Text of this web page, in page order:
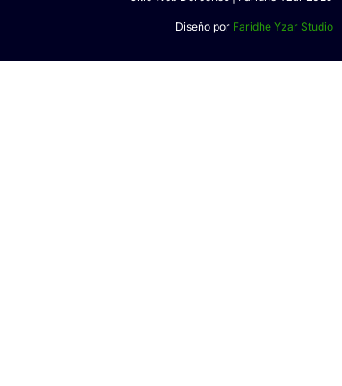
Diseño por Faridhe Yzar Studio